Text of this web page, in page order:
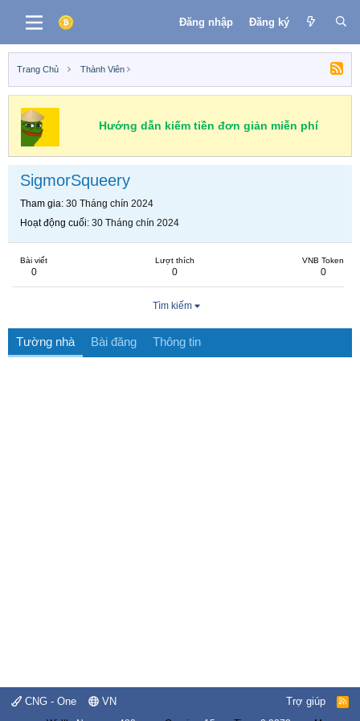
Đăng nhập Đăng ký
Trang Chủ Thành Viên
Hướng dẫn kiếm tiền đơn giản miễn phí
SigmorSqueery
Tham gia 30 Tháng chín 2024
Hoạt động cuối 30 Tháng chín 2024
Bài viết
0
Lượt thích
0
VNB Token
0
Tìm kiếm
Tường nhà Bài đăng Thông tin
CNG - One VN Trợ giúp
R